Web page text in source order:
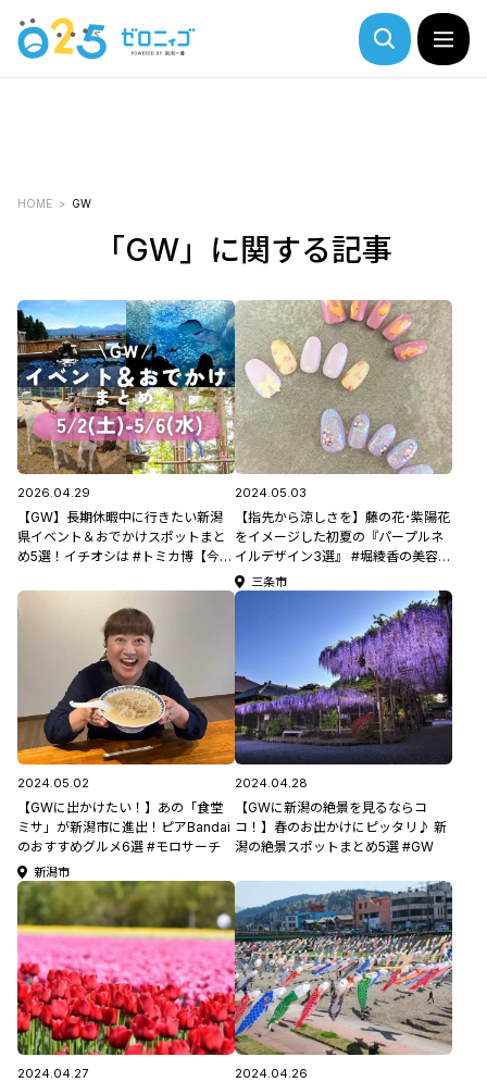
HOME GW
「GW」に関する記事
2026.04.29
【GW】長期休暇中に行きたい新潟
県イベント＆おでかけスポットまと
め5選！イチオシは #トミカ博【今週
2024.05.03
【指先から涼しさを】藤の花･紫陽花
をイメージした初夏の『パープルネ
イルデザイン3選』 #堀綾香の美容コ
ラム三条市
2024.05.02
【GWに出かけたい！】あの「食堂
ミサ」が新潟市に進出！ピアBandai
のおすすめグルメ6選 #モロサーチ
新潟市
2024.04.28
【GWに新潟の絶景を見るならコ
コ！】春のお出かけにピッタリ♪ 新
潟の絶景スポットまとめ5選 #GW
2024.04.27 2024.04.26